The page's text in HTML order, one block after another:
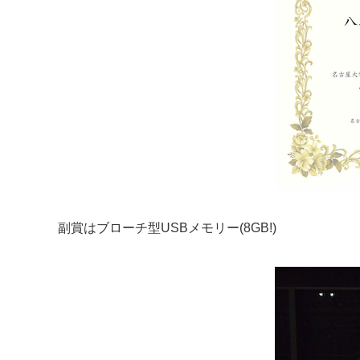
副賞はブローチ型USBメモリー(8GB!)